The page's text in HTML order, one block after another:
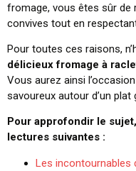
fromage, vous êtes sûr de
convives tout en
Pour toutes ces raisons,
délicieux fromage à
Vous aurez ainsi
savoureux autour d’un
Pour approfondir le
lectures suivantes :
Les incontournables